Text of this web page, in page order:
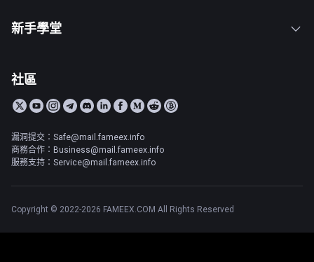
新手學堂
社區
漏洞提交：Safe@mail.fameex.info
商務合作：Business@mail.fameex.info
服務支持：Service@mail.fameex.info
Copyright © 2022-2026 FAMEEX.COM All Rights Reserved